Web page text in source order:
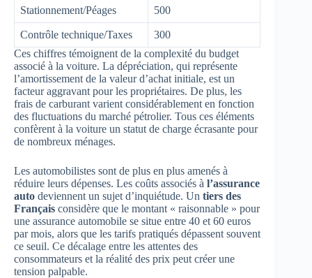
Stationnement/Péages 500
Contrôle technique/Taxes
300
Ces chiffres témoignent de la complexité du budget
associé à la voiture. La dépréciation, qui représente
l’amortissement de la valeur d’achat initiale, est un
facteur aggravant pour les propriétaires. De plus, les
frais de carburant varient considérablement en fonction
des fluctuations du marché pétrolier. Tous ces éléments
confèrent à la voiture un statut de charge écrasante pour
de nombreux ménages.
Les automobilistes sont de plus en plus amenés à
réduire leurs dépenses. Les coûts associés à l’assurance
auto deviennent un sujet d’inquiétude. Un tiers des
Français considère que le montant « raisonnable » pour
une assurance automobile se situe entre 40 et 60 euros
par mois, alors que les tarifs pratiqués dépassent souvent
ce seuil. Ce décalage entre les attentes des
consommateurs et la réalité des prix peut créer une
tension palpable.